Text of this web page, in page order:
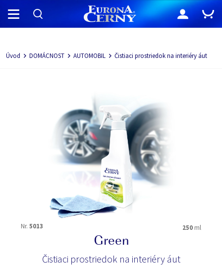
Navigácia
Úvod DOMÁCNOST AUTOMOBIL Čistiaci prostriedok na interiéry áut
Nr. 5013 250 ml
Green
Čistiaci prostriedok na interiéry áut